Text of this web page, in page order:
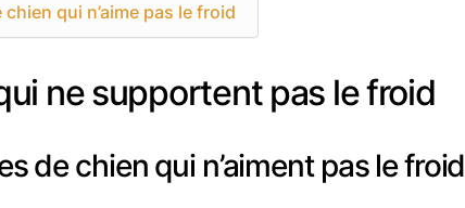
qui n’aime pas le froid
ne supportent pas le froid
de chien qui n’aiment pas le froid